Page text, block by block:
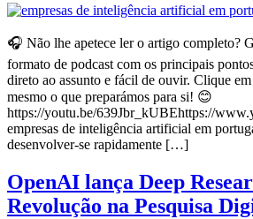
🎧 Não lhe apetece ler o artigo completo?
formato de podcast com os principais
direto ao assunto e fácil de ouvir. Clique
mesmo o que preparámos para si! 😊
https://youtu.be/639Jbr_kUBEhttps://
empresas de inteligência artificial em
desenvolver-se rapidamente […]
OpenAI lança Deep
Revolução na Pesquisa